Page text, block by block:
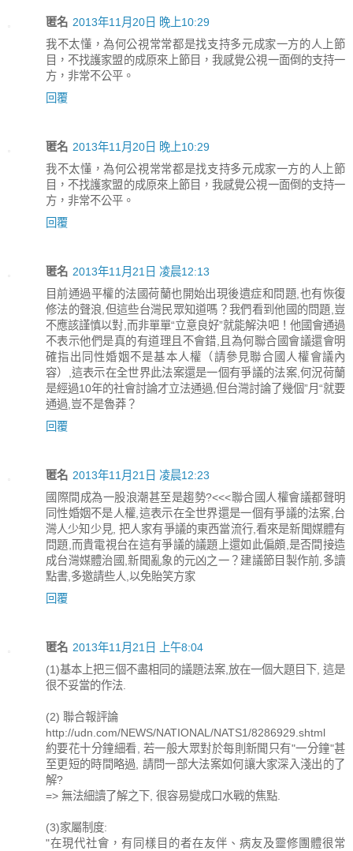
匿名 2013年11月20日 晚上10:29
我不太懂，為何公視常常都是找支持多元成家一方的人上節
目，不找護家盟的成原來上節目，我感覺公視一面倒的支持一
方，非常不公平。
回覆
匿名 2013年11月20日 晚上10:29
我不太懂，為何公視常常都是找支持多元成家一方的人上節
目，不找護家盟的成原來上節目，我感覺公視一面倒的支持一
方，非常不公平。
回覆
匿名 2013年11月21日 凌晨12:13
目前通過平權的法國荷蘭也開始出現後遺症和問題,也有恢復
修法的聲浪,但這些台灣民眾知道嗎？我們看到他國的問題,豈
不應該謹慎以對,而非單單“立意良好”就能解決吧！他國會通過
不表示他們是真的有道理且不會錯,且為何聯合國會議還會明
確指出同性婚姻不是基本人權（請參見聯合國人權會議內
容）,這表示在全世界此法案還是一個有爭議的法案,何況荷蘭
是經過10年的社會討論才立法通過,但台灣討論了幾個”月“就要
通過,豈不是魯莽？
回覆
匿名 2013年11月21日 凌晨12:23
國際間成為一股浪潮甚至是趨勢?<<<聯合國人權會議都聲明
同性婚姻不是人權,這表示在全世界還是一個有爭議的法案,台
灣人少知少見, 把人家有爭議的東西當流行,看來是新聞媒體有
問題,而貴電視台在這有爭議的議題上還如此偏頗,是否間接造
成台灣媒體治國,新聞亂象的元凶之一？建議節目製作前,多讀
點書,多邀請些人,以免貽笑方家
回覆
匿名 2013年11月21日 上午8:04
(1)基本上把三個不盡相同的議題法案,放在一個大題目下, 這是
很不妥當的作法.
(2) 聯合報評論
http://udn.com/NEWS/NATIONAL/NATS1/8286929.shtml
約要花十分鐘細看, 若一般大眾對於每則新聞只有"一分鐘"甚
至更短的時間略過, 請問一部大法案如何讓大家深入淺出的了
解?
=> 無法細讀了解之下, 很容易變成口水戰的焦點.
(3)家屬制度:
"在現代社會，有同樣目的者在友伴、病友及靈修團體很常